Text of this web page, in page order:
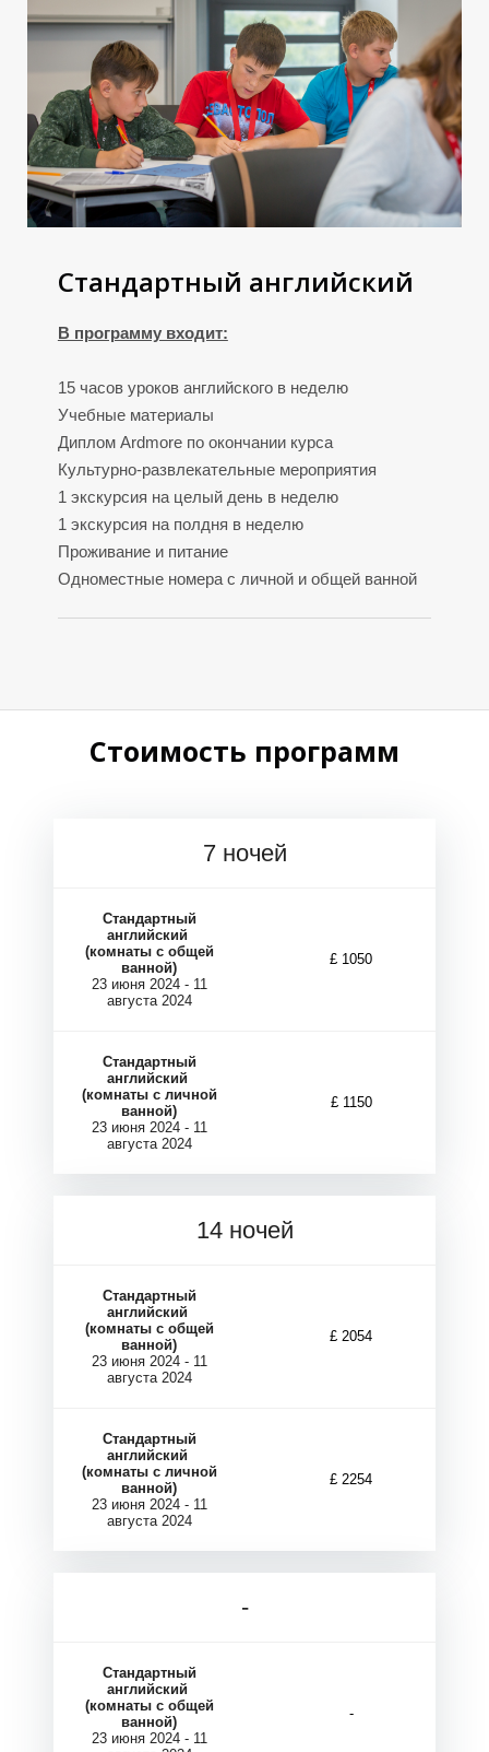
Р
О
Г
Стандартный английский
В программу входит:
15 часов уроков английского в неделю
Учебные материалы
Диплом Ardmore по окончании курса
Культурно-развлекательные мероприятия
1 экскурсия на целый день в неделю
1 экскурсия на полдня в неделю
Проживание и питание
Одноместные номера с личной и общей ванной
Стоимость программ
7 ночей
Стандартный
английский
(комнаты с общей
ванной)
23 июня 2024 - 11
августа 2024
£ 1050
Стандартный
английский
(комнаты с личной
ванной)
23 июня 2024 - 11
августа 2024
£ 1150
14 ночей
Стандартный
английский
(комнаты с общей
ванной)
23 июня 2024 - 11
августа 2024
£ 2054
Стандартный
английский
(комнаты с личной
ванной)
23 июня 2024 - 11
августа 2024
£ 2254
-
Стандартный
английский
(комнаты с общей
ванной)
23 июня 2024 - 11
-
Р
О
Г